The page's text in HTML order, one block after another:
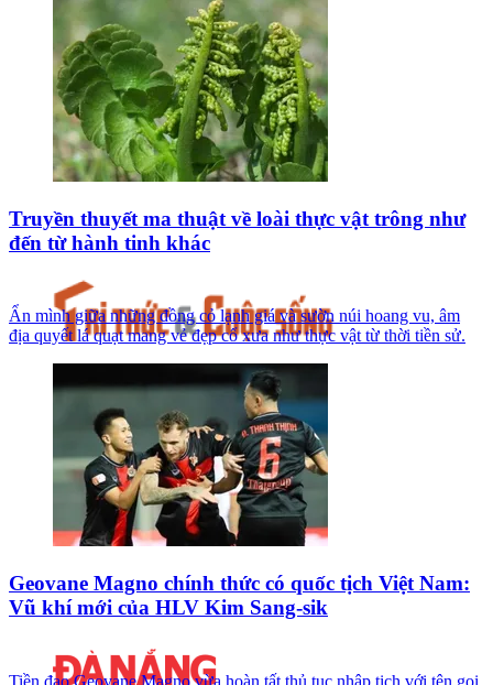
Truyền thuyết ma thuật về loài thực vật trông như
đến từ hành tinh khác
Ẩn mình giữa những đồng cỏ lạnh giá và sườn núi hoang vu, âm
địa quyết lá quạt mang vẻ đẹp cổ xưa như thực vật từ thời tiền sử.
Geovane Magno chính thức có quốc tịch Việt Nam:
Vũ khí mới của HLV Kim Sang-sik
Tiền đạo Geovane Magno vừa hoàn tất thủ tục nhập tịch với tên gọi